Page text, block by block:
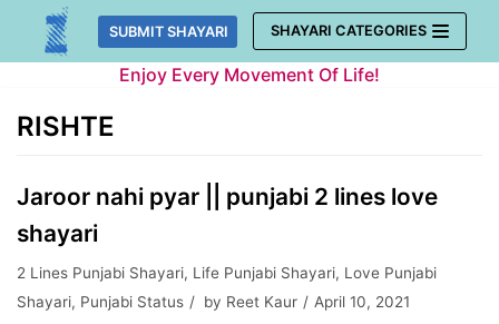
Skip
SUBMIT SHAYARI SHAYARI CATEGORIES
Enjoy Every Movement Of Life!
RISHTE
Jaroor nahi pyar || punjabi 2 lines love
shayari
2 Lines Punjabi Shayari, Life Punjabi Shayari, Love Punjabi
Shayari, Punjabi Status by Reet Kaur April 10, 2021